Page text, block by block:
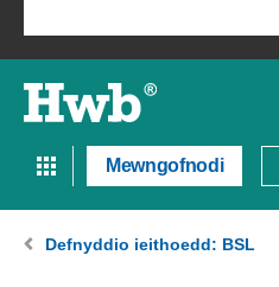
Mewngofnodi
Defnyddio ieithoedd: BSL